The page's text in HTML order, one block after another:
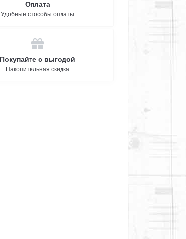
Оплата
Удобные способы оплаты
Покупайте с выгодой
Накопительная скидка